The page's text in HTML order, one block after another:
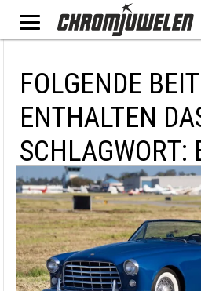
FOLGENDE
ENTHALTEN
SCHLAGWORT: